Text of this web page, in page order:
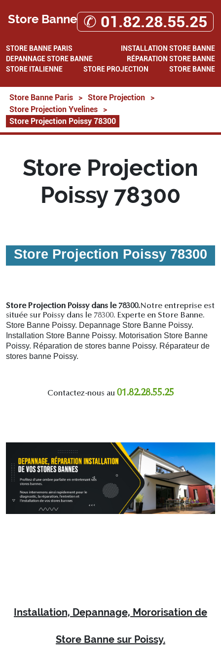
Store Banne ✆ 01.82.28.55.25
STORE BANNE PARIS
INSTALLATION STORE BANNE
DEPANNAGE STORE BANNE
RÉPARATION STORE BANNE
STORE ITALIENNE
STORE PROJECTION STORE BANNE
Store Banne Paris > Store Projection
>
Store Projection Yvelines
>
Store Projection Poissy 78300
Store Projection
Poissy 78300
Store Projection Poissy 78300
Store Projection Poissy dans le 78300.Notre entreprise est
située sur Poissy dans le 78300. Experte en Store Banne.
Store Banne Poissy. Depannage Store Banne Poissy.
Installation Store Banne Poissy. Motorisation Store Banne
Poissy. Réparation de stores banne Poissy. Réparateur de
stores banne Poissy.
Contactez-nous au 01.82.28.55.25
Installation, Depannage, Mororisation de
Store Banne sur Poissy.